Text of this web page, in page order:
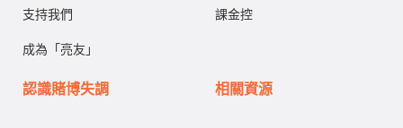
支持我們
成為「亮友」
課金控
認識賭博失調 相關資源